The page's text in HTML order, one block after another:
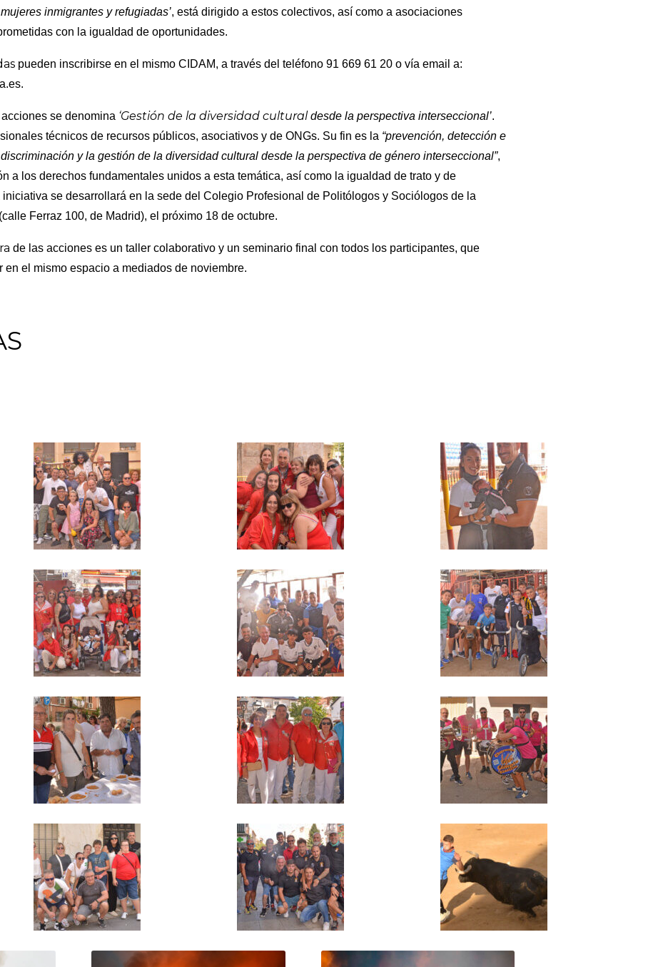
inmigrantes y refugiadas’, está dirigido a estos colectivos, así como a asociaciones
con la igualdad de oportunidades.
pueden inscribirse en el mismo CIDAM, a través del teléfono 91 669 61 20 o vía email a:
se denomina ‘Gestión de la diversidad cultural desde la perspectiva interseccional’.
técnicos de recursos públicos, asociativos y de ONGs. Su fin es la “prevención, detección e
y la gestión de la diversidad cultural desde la perspectiva de género interseccional”,
a los derechos fundamentales unidos a esta temática, así como la igualdad de trato y de
se desarrollará en la sede del Colegio Profesional de Politólogos y Sociólogos de la
Ferraz 100, de Madrid), el próximo 18 de octubre.
de las acciones es un taller colaborativo y un seminario final con todos los participantes, que
en el mismo espacio a mediados de noviembre.